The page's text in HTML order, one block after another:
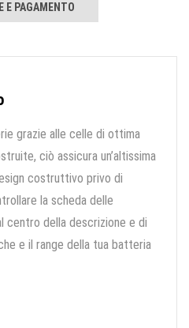
E PAGAMENTO
grazie alle celle di ottima
ciò assicura un’altissima
costruttivo privo di
la scheda delle
centro della descrizione e di
e il range della tua batteria